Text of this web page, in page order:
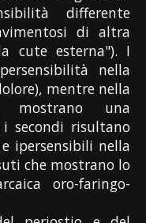
differente
di altra
cute esterna"). I
nella
mentre nella
mostrano una
i secondi risultano
ipersensibili nella
che mostrano lo
oro-faringo-